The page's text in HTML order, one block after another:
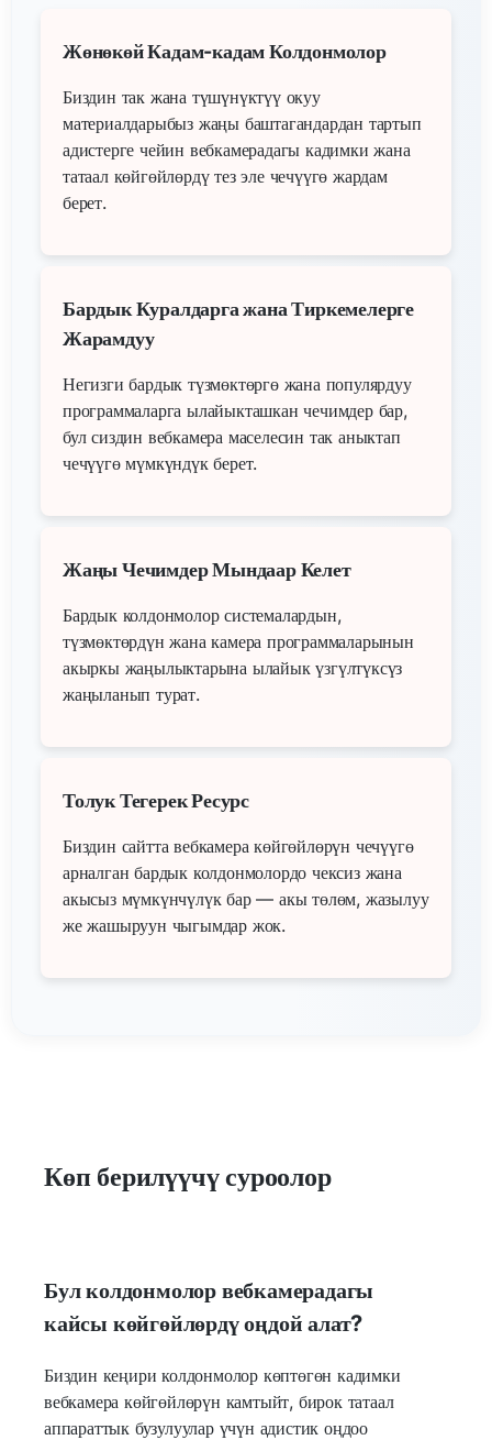
Жөнөкөй Кадам-кадам Колдонмолор
Биздин так жана түшүнүктүү окуу
материалдарыбыз жаңы баштагандардан тартып
адистерге чейин вебкамерадагы кадимки жана
татаал көйгөйлөрдү тез эле чечүүгө жардам
берет.
Бардык Куралдарга жана Тиркемелерге
Жарамдуу
Негизги бардык түзмөктөргө жана популярдуу
программаларга ылайыкташкан чечимдер бар,
бул сиздин вебкамера маселесин так аныктап
чечүүгө мүмкүндүк берет.
Жаңы Чечимдер Мындаар Келет
Бардык колдонмолор системалардын,
түзмөктөрдүн жана камера программаларынын
акыркы жаңылыктарына ылайык үзгүлтүксүз
жаңыланып турат.
Толук Тегерек Ресурс
Биздин сайтта вебкамера көйгөйлөрүн чечүүгө
арналган бардык колдонмолордо чексиз жана
акысыз мүмкүнчүлүк бар — акы төлөм, жазылуу
же жашыруун чыгымдар жок.
Көп берилүүчү суроолор
Бул колдонмолор вебкамерадагы
кайсы көйгөйлөрдү оңдой алат?
Биздин кеңири колдонмолор көптөгөн кадимки
вебкамера көйгөйлөрүн камтыйт, бирок татаал
аппараттык бузулуулар үчүн адистик оңдоо